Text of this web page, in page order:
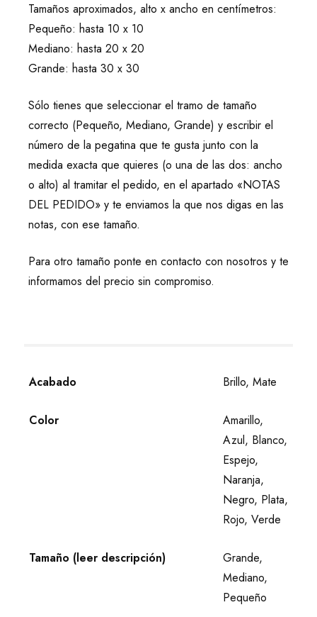
Tamaños aproximados, alto x ancho en centímetros:
Pequeño: hasta 10 x 10
Mediano: hasta 20 x 20
Grande: hasta 30 x 30
Sólo tienes que seleccionar el tramo de tamaño
correcto (Pequeño, Mediano, Grande) y escribir el
número de la pegatina que te gusta junto con la
medida exacta que quieres (o una de las dos: ancho
o alto) al tramitar el pedido, en el apartado «NOTAS
DEL PEDIDO» y te enviamos la que nos digas en las
notas, con ese tamaño.
Para otro tamaño ponte en contacto con nosotros y te
informamos del precio sin compromiso.
Acabado Brillo, Mate
Color
Amarillo,
Azul, Blanco,
Espejo,
Naranja,
Negro, Plata,
Rojo, Verde
Tamaño (leer descripción)
Grande,
Mediano,
Pequeño